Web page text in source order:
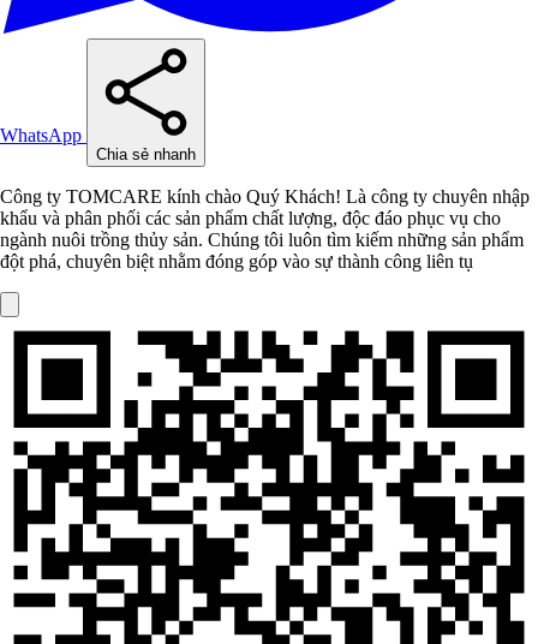
WhatsApp
Chia sẻ nhanh
Công ty TOMCARE kính chào Quý Khách! Là công ty chuyên nhập
khẩu và phân phối các sản phẩm chất lượng, độc đáo phục vụ cho
ngành nuôi trồng thủy sản. Chúng tôi luôn tìm kiếm những sản phẩm
đột phá, chuyên biệt nhằm đóng góp vào sự thành công liên tụ